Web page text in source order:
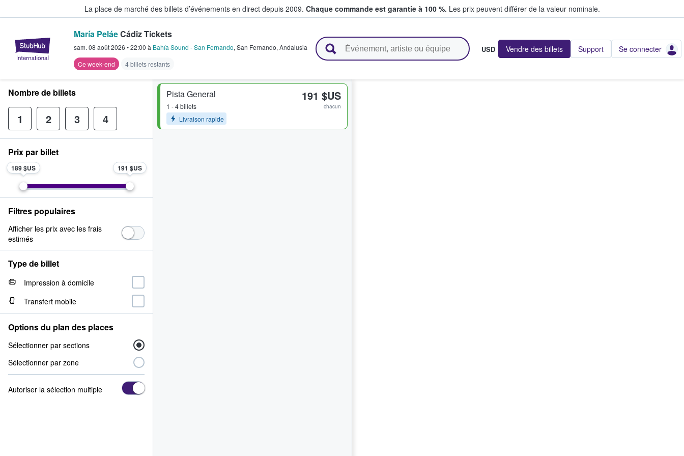
La place de marché des billets d’événements en direct depuis 2009. Chaque commande est garantie à 100 %. Les prix peuvent différer de la valeur nominale.
StubHub - Où les fans achètent et vendent des billets
María PeláeCádiz Tickets
sam. 08 août 2026 •22:00 à Bahía Sound - San Fernando, San Fernando, Andalusia
Ce week-end
4 billets restants
USD Vendre des billets Support Se connecter
Pista General
1 - 4 billets
Livraison rapide
191 $US
chacun
Nombre de billets
1 2 3 4
Prix par billet
189 $US 191 $US
Filtres populaires
Afficher les prix avec les frais
estimés
Type de billet
Impression à domicile
Transfert mobile
Options du plan des places
Sélectionner par sections
Sélectionner par zone
Autoriser la sélection multiple